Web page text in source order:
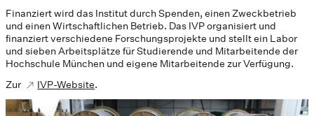
Finanziert wird das Institut durch Spenden, einen Zweckbetrieb
und einen Wirtschaftlichen Betrieb. Das IVP organisiert und
finanziert verschiedene Forschungsprojekte und stellt ein Labor
und sieben Arbeitsplätze für Studierende und Mitarbeitende der
Hochschule München und eigene Mitarbeitende zur Verfügung.
Zur
IVP-Website.